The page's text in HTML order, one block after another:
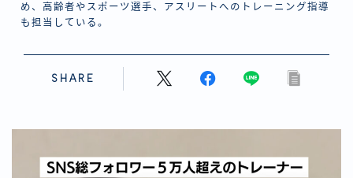
め、高齢者やスポーツ選手、アスリートへのトレーニング指導
も担当している。
SHARE